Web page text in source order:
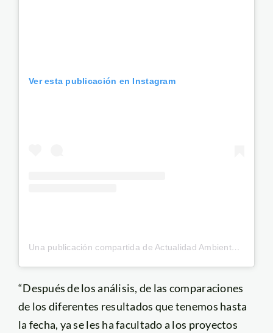
Ver esta publicación en Instagram
Una publicación compartida de Actualidad Ambiental (@actualidadambiental.pe)
“Después de los análisis, de las comparaciones
de los diferentes resultados que tenemos hasta
la fecha, ya se les ha facultado a los proyectos